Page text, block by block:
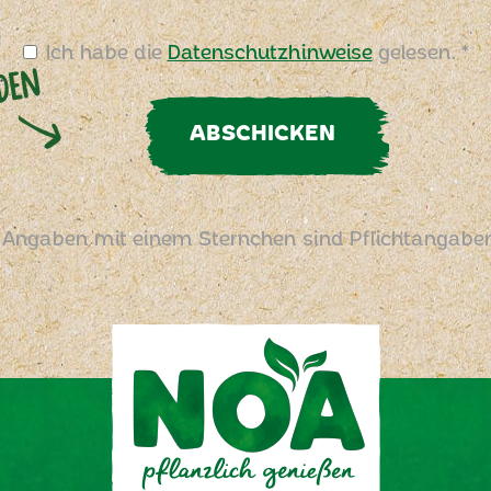
Ich habe dieDatenschutzhinweisegelesen. *
ABSCHICKEN
mit einem Sternchen sind